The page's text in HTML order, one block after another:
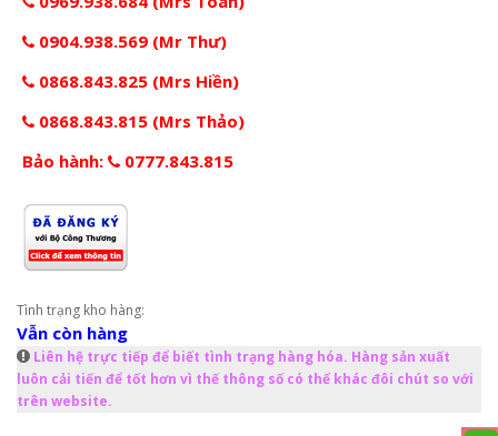
0904.938.569 (Mr Thư)
0868.843.825 (Mrs Hiền)
0868.843.815 (Mrs Thảo)
Bảo hành:
0777.843.815
Tình trạng kho hàng:
Vẫn còn hàng
Liên hệ trực tiếp để biết tình trạng hàng hóa. Hàng sản xuất
luôn cải tiến để tốt hơn vì thế thông số có thể khác đôi chút so với
trên website.